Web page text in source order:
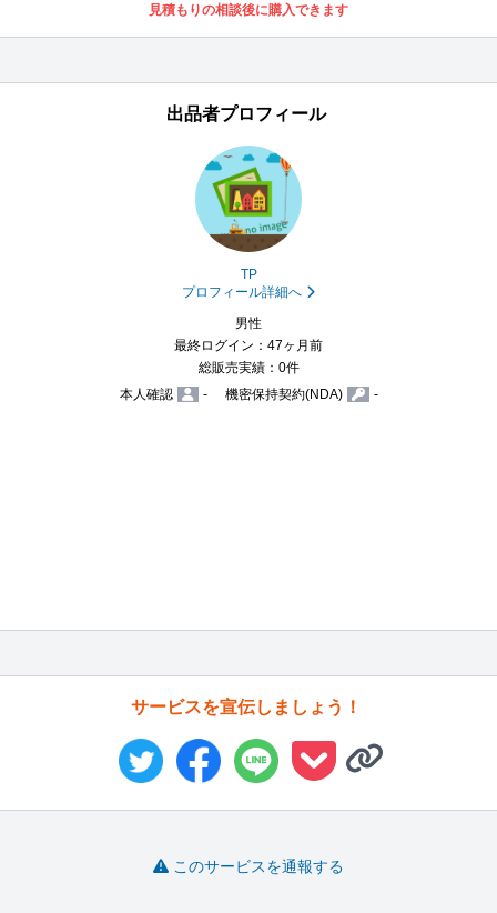
見積もりの相談後に購入できます
出品者プロフィール
TP
プロフィール詳細へ
男性
最終ログイン：47ヶ月前
総販売実績：0件
本人確認
- 機密保持契約(NDA) -
サービスを宣伝しましょう！
このサービスを通報する